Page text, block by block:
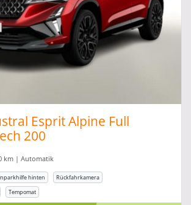
Esprit Alpine Full
200
km | Automatik
hinten
Rückfahrkamera
Tempomat